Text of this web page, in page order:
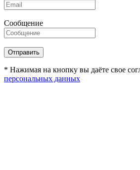
Сообщение
* Нажимая на кнопку вы даёте свое
персональных данных